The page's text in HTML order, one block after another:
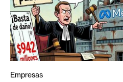
Empresas